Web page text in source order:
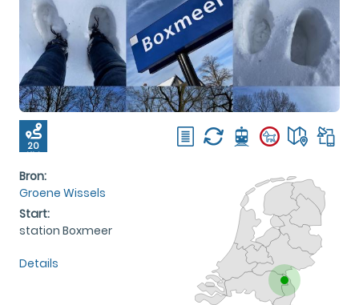
20
KM
Bron:
Groene Wissels
Start:
station Boxmeer
Details